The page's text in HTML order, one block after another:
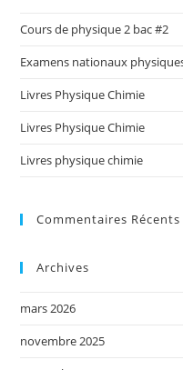
Cours de physique 2 bac #2
Examens nationaux
Livres Physique Chimie
Livres Physique Chimie
Livres physique chimie
Commentaires Récents
Archives
mars 2026
novembre 2025